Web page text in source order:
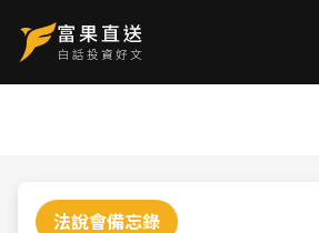
法說會備忘錄